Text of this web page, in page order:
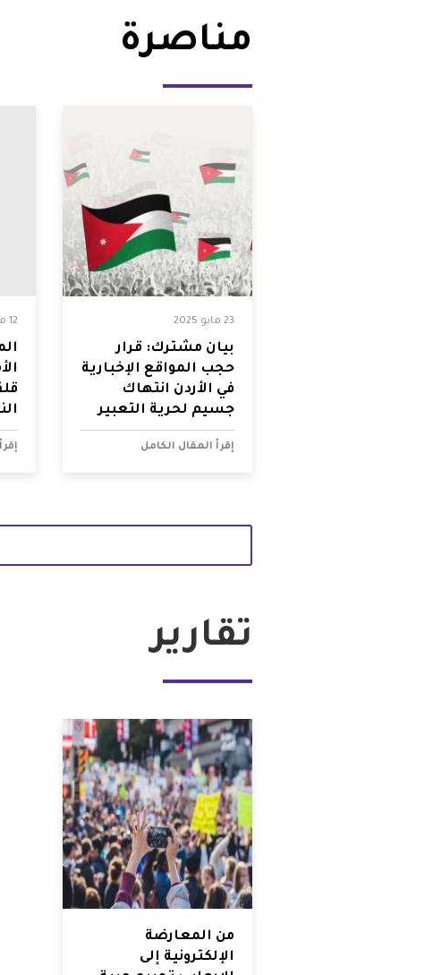
مناصرة
23 مايو 2025
بيان مشترك: قرار
حجب المواقع الإخبارية
في الأردن انتهاك
جسيم لحرية التعبير
والحق في الوصول إلى
المعلومات
إقرأ المقال الكامل
12 مارس 2025
تقارير
من المعارضة
الإلكترونية إلى